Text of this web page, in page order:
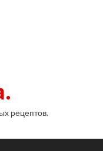
рецептов.